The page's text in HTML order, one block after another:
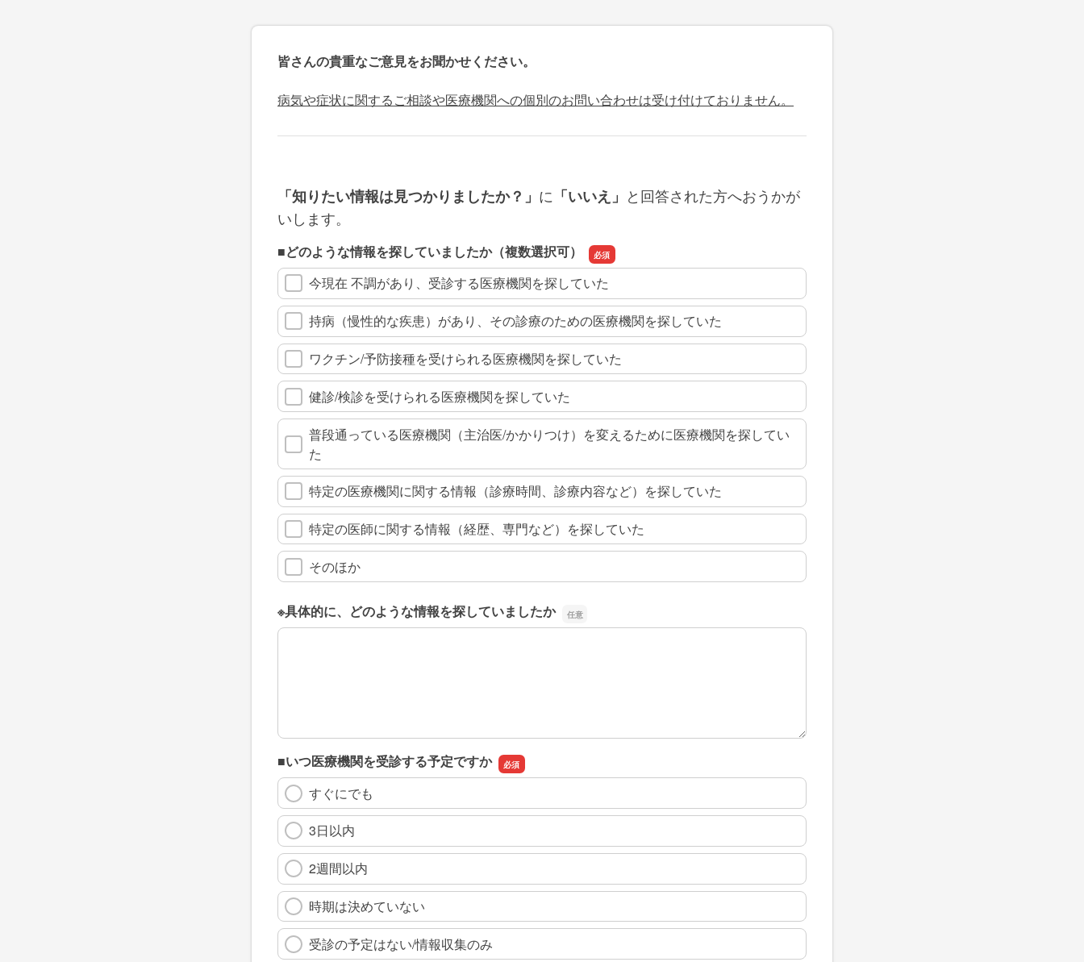
皆さんの貴重なご意見をお聞かせください。
病気や症状に関するご相談や医療機関への個別のお問い合わせは受け付けておりません。
「知りたい情報は見つかりましたか？」 に 「いいえ」 と回答された方へおうかが
いします。
■どのような情報を探していましたか（複数選択可）
今現在 不調があり、受診する医療機関を探していた
持病（慢性的な疾患）があり、その診療のための医療機関を探していた
ワクチン/予防接種を受けられる医療機関を探していた
健診/検診を受けられる医療機関を探していた
普段通っている医療機関（主治医/かかりつけ）を変えるために医療機関を探してい
た
特定の医療機関に関する情報（診療時間、診療内容など）を探していた
特定の医師に関する情報（経歴、専門など）を探していた
そのほか
※具体的に、どのような情報を探していましたか
※具体的に、どのような情報を探していましたか
■いつ医療機関を受診する予定ですか
すぐにでも
3日以内
2週間以内
時期は決めていない
受診の予定はない/情報収集のみ